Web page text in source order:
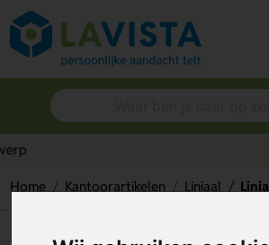
Home Kantoorartikelen Liniaal